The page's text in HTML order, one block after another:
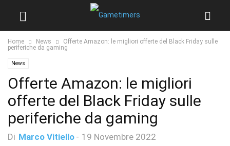
Home News
Offerte Amazon: le migliori offerte del Black Friday sulle
periferiche da gaming
News
Offerte Amazon: le migliori
offerte del Black Friday sulle
periferiche da gaming
Di Marco Vitiello - 19 Novembre 2022